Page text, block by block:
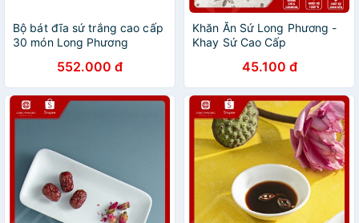
Bộ bát đĩa sứ trắng cao cấp
30 món Long Phương
552.000 đ
Khăn Ăn Sứ Long Phương -
Khay Sứ Cao Cấp
45.100 đ